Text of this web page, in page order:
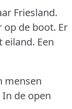
Friesland.
op de boot. Er
eiland. Een
mensen
In de open